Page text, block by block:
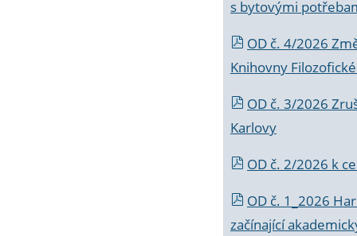
s bytovými
OD č. 4/2026
Knihovny
OD č. 3/2026
Karlovy
OD č. 2/2026 k
OD č. 1_2026
začínající